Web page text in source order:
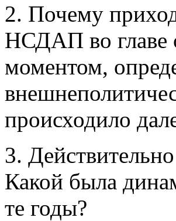
2. Почему
НСДАП во главе
моментом,
происходило
3.
Какой была
те годы?